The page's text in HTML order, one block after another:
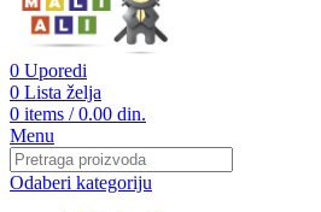
0 Uporedi
0 Lista želja
0 items / 0.00 din.
Menu
Odaberi kategoriju